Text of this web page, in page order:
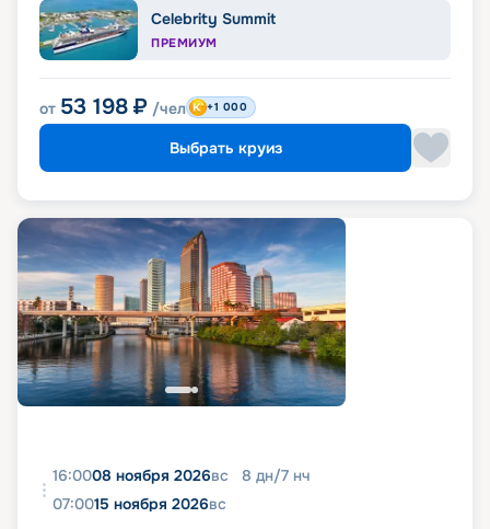
Celebrity Summit
ПРЕМИУМ
от 53 198 ₽ /чел +1 000
Выбрать круиз
16:0008 ноября 2026вс 8 дн/7 нч
07:0015 ноября 2026вс